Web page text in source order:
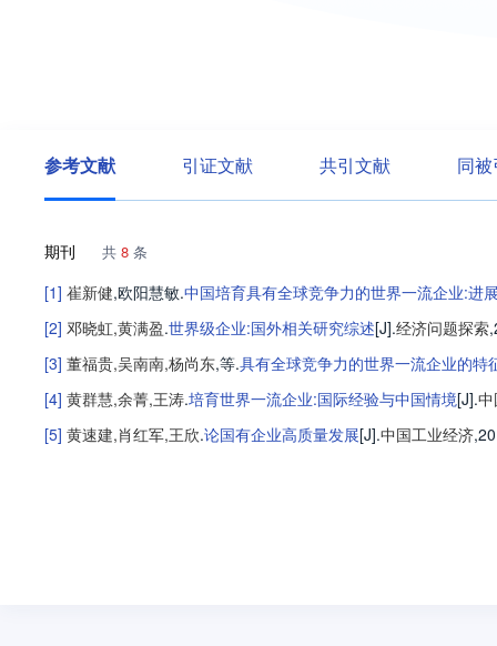
参考文献 引证文献 共引文献 同
期刊 共 8 条
[1] 崔新健,欧阳慧敏.中国培育具有全球竞争力的世界一流企业:进
[2] 邓晓虹,黄满盈.世界级企业:国外相关研究综述[J].经济问题探索
[3] 董福贵,吴南南,杨尚东,等.具有全球竞争力的世界一流企业的
[4] 黄群慧,余菁,王涛.培育世界一流企业:国际经验与中国情境[J].
[5] 黄速建,肖红军,王欣.论国有企业高质量发展[J].中国工业经济